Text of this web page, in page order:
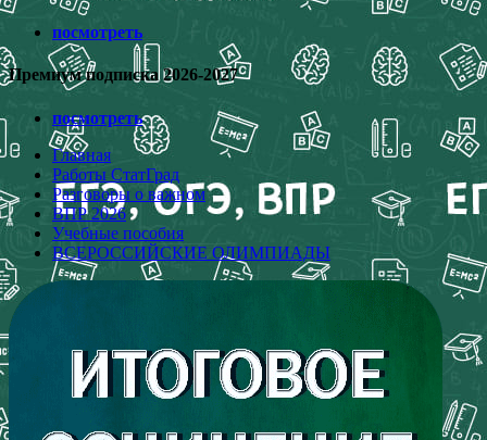
посмотреть
Премиум подписка 2026-2027
посмотреть
Главная
Работы СтатГрад
Разговоры о важном
ВПР 2026
Учебные пособия
ВСЕРОССИЙСКИЕ ОЛИМПИАДЫ